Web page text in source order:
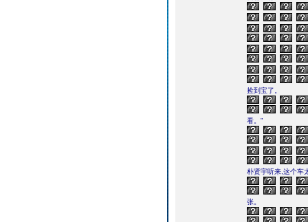
捡到宝了。
看。”
朴贤宇听来,这个车
张。